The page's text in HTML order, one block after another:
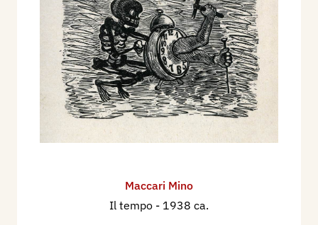
Maccari Mino
Il tempo - 1938 ca.